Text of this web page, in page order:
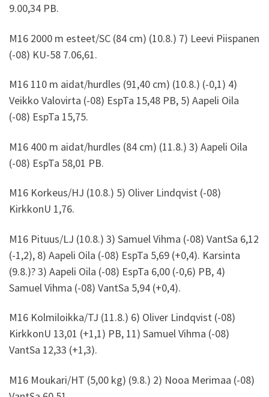
9.00,34 PB.
M16 2000 m esteet/SC (84 cm) (10.8.) 7) Leevi Piispanen
(-08) KU-58 7.06,61.
M16 110 m aidat/hurdles (91,40 cm) (10.8.) (-0,1) 4)
Veikko Valovirta (-08) EspTa 15,48 PB, 5) Aapeli Oila
(-08) EspTa 15,75.
M16 400 m aidat/hurdles (84 cm) (11.8.) 3) Aapeli Oila
(-08) EspTa 58,01 PB.
M16 Korkeus/HJ (10.8.) 5) Oliver Lindqvist (-08)
KirkkonU 1,76.
M16 Pituus/LJ (10.8.) 3) Samuel Vihma (-08) VantSa 6,12
(-1,2), 8) Aapeli Oila (-08) EspTa 5,69 (+0,4). Karsinta
(9.8.)? 3) Aapeli Oila (-08) EspTa 6,00 (-0,6) PB, 4)
Samuel Vihma (-08) VantSa 5,94 (+0,4).
M16 Kolmiloikka/TJ (11.8.) 6) Oliver Lindqvist (-08)
KirkkonU 13,01 (+1,1) PB, 11) Samuel Vihma (-08)
VantSa 12,33 (+1,3).
M16 Moukari/HT (5,00 kg) (9.8.) 2) Nooa Merimaa (-08)